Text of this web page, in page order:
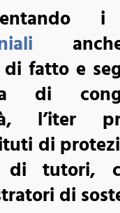
i
fatto e
di
l’iter
di
di tutori,
di